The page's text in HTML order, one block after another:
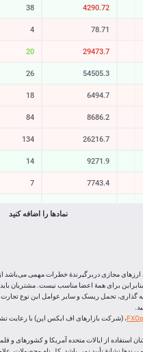
4290.85
38
78.71
4
29473.2
20
54505.3
26
6494.7
18
8686.2
84
26216.7
134
9271.9
14
7743.4
7
45.363
1.06255
150
1908.956
492
نمادها را اضافه کنید
ارزهای مجازی دربرگیرندۀ خطرات مهمی می‌باشد
بنابراین برای همۀ اعضا مناسب نیست. مشتریان
گذاری، تحمل ریسک و سایر عوامل این نوع
استفاده از ایالات متحده آمریکا و کشورهای و